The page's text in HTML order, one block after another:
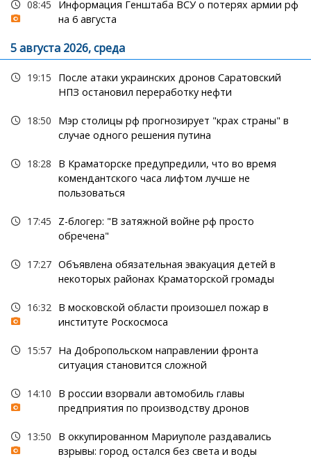
08:45
Информация Генштаба ВСУ о потерях армии рф
на 6 августа
5 августа 2026, среда
19:15
После атаки украинских дронов Саратовский
НПЗ остановил переработку нефти
18:50
Мэр столицы рф прогнозирует "крах страны" в
случае одного решения путина
18:28
В Краматорске предупредили, что во время
комендантского часа лифтом лучше не
пользоваться
17:45
Z-блогер: "В затяжной войне рф просто
обречена"
17:27 Объявлена обязательная эвакуация детей в
некоторых районах Краматорской громады
16:32 В московской области произошел пожар в
институте Роскосмоса
15:57 На Добропольском направлении фронта
ситуация становится сложной
14:10
В россии взорвали автомобиль главы
предприятия по производству дронов
13:50
В оккупированном Мариуполе раздавались
взрывы: город остался без света и воды